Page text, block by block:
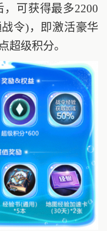
可获得最多2200
令)，即激活豪华
超级积分。